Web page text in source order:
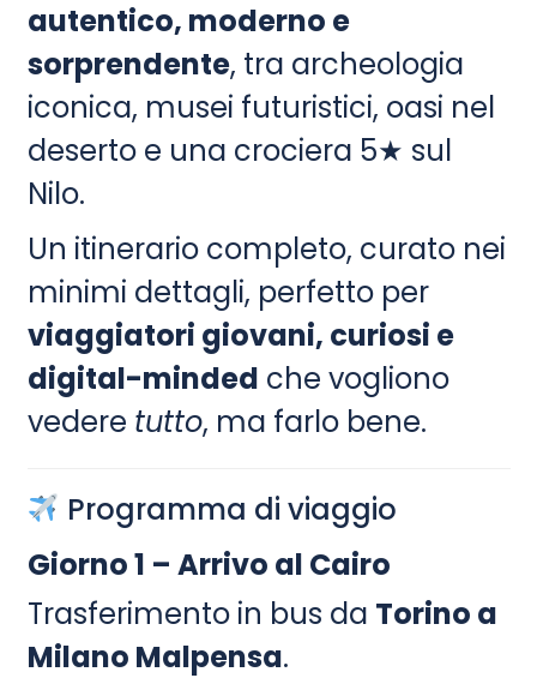
autentico, moderno e
sorprendente, tra archeologia
iconica, musei futuristici, oasi nel
deserto e una crociera 5★ sul
Nilo.
Un itinerario completo, curato nei
minimi dettagli, perfetto per
viaggiatori giovani, curiosi e
digital-minded che vogliono
vedere tutto, ma farlo bene.
Programma di viaggio
Giorno 1 – Arrivo al Cairo
Trasferimento in bus da Torino a
Milano Malpensa.